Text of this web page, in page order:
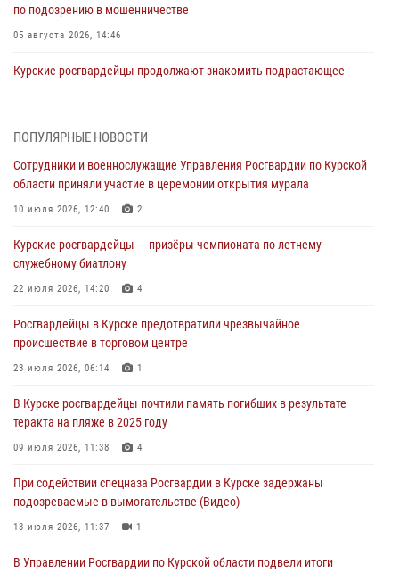
по подозрению в мошенничестве
05 августа 2026, 14:46
Курские росгвардейцы продолжают знакомить подрастающее
оздоровительных лагерях
05 августа 2026, 09:51
сбыта крупной партии наркотиков
04 августа 2026, 12:52
85 владельцев оружия
04 августа 2026, 07:00
297 выездов по сигналу «тревога»
03 августа 2026, 09:46
ПОПУЛЯРНЫЕ НОВОСТИ
Сотрудники и военнослужащие Управления Росгвардии по Курской
области приняли участие в церемонии открытия мурала
10 июля 2026, 12:40 2
Курские росгвардейцы — призёры чемпионата по летнему
служебному биатлону
22 июля 2026, 14:20 4
Росгвардейцы в Курске предотвратили чрезвычайное
происшествие в торговом центре
23 июля 2026, 06:14 1
В Курске росгвардейцы почтили память погибших в результате
теракта на пляже в 2025 году
09 июля 2026, 11:38 4
При содействии спецназа Росгвардии в Курске задержаны
подозреваемые в вымогательстве (Видео)
13 июля 2026, 11:37 1
В Управлении Росгвардии по Курской области подвели итоги